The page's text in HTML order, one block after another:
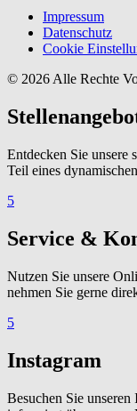
Impressum
Datenschutz
Cookie
© 2026 Alle Rechte
Entdecken Sie unsere
Teil eines
5
Service &
Nutzen Sie unsere
nehmen Sie gerne
5
Instagram
Besuchen Sie